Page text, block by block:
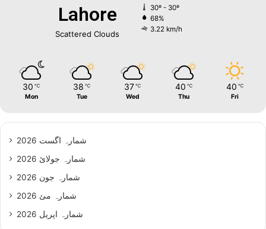
Lahore
Scattered Clouds
30º - 30º
68%
3.22 km/h
30 ℃
Mon
38 ℃
Tue
37 ℃
Wed
40 ℃
Thu
40 ℃
Fri
شمارہ اگست 2026
شمارہ جولائ 2026
شمارہ جون 2026
شمارہ مئ 2026
شمارہ اپریل 2026